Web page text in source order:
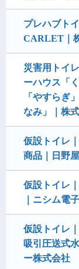
プレハブト
CARLET｜
災害用トイ
ーハウス「
「やすらぎ
なみ」｜株
仮設トイレ
商品｜日野
仮設トイレ
｜ニシム電
仮設トイレ
吸引圧送式
ー株式会社